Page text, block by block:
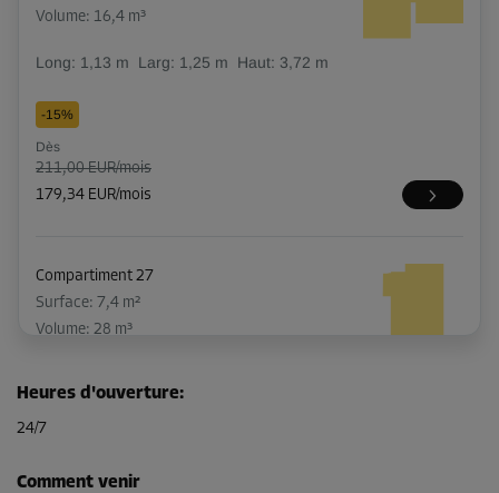
Volume: 16,4 m³
Long: 1,13 m Larg: 1,25 m Haut: 3,72 m
-15%
Dès
211,00 EUR/mois
179,34 EUR/mois
Compartiment 27
Surface: 7,4 m²
Volume: 28 m³
-10%
306,00 EUR/mois
Heures d'ouverture:
24/7
Comment venir